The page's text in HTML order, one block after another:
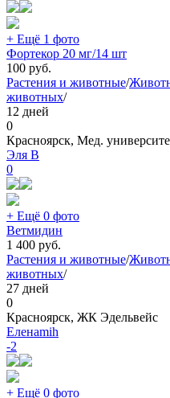
+ Ещё 1 фото
Фортекор 20 мг/14 шт
100 руб.
Растения и животные/
животных/
12 дней
0
Красноярск, Мед.
Эля В
0
+ Ещё 0 фото
Ветмидин
1 400 руб.
Растения и животные/
животных/
27 дней
0
Красноярск, ЖК Эдельвейс
Еленаmih
-2
+ Ещё 0 фото